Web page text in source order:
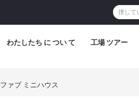
わたしたち に つい て 工場 ツアー
ァブ ミニハウス